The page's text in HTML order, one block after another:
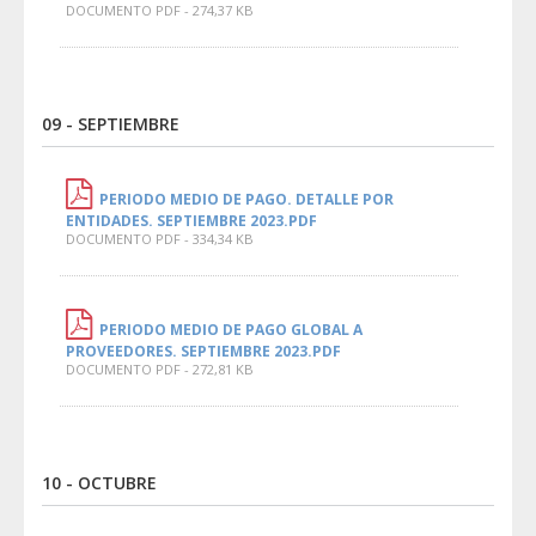
DOCUMENTO PDF - 274,37 KB
09 - SEPTIEMBRE
PERIODO MEDIO DE PAGO. DETALLE POR
ENTIDADES. SEPTIEMBRE 2023.PDF
DOCUMENTO PDF - 334,34 KB
PERIODO MEDIO DE PAGO GLOBAL A
PROVEEDORES. SEPTIEMBRE 2023.PDF
DOCUMENTO PDF - 272,81 KB
10 - OCTUBRE